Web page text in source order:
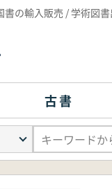
の輸入販売 / 学術図
古書